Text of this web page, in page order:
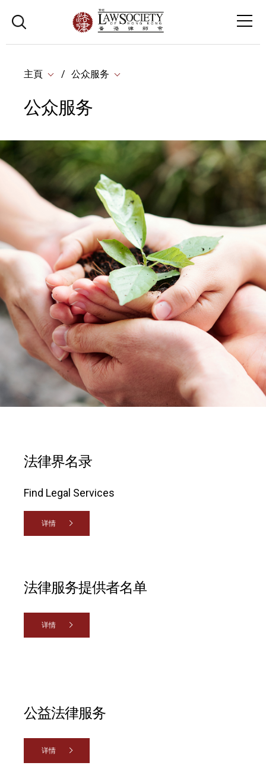
主頁 公众服务
公众服务
法律界名录
Find Legal Services
详情
法律服务提供者名单
详情
公益法律服务
详情